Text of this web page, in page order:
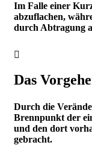
Im Falle einer
abzuflachen,
durch Abtragung
Das
Durch die
Brennpunkt der
und den dort
gebracht.